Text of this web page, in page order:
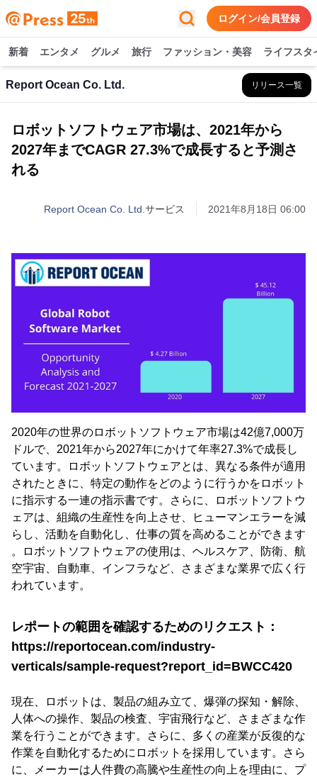
ログイン/会員登録
新着 エンタメ グルメ 旅行 ファッション・美容 ライフスタ
Report Ocean Co. Ltd. リリース一覧
ロボットソフトウェア市場は、2021年から
2027年までCAGR 27.3%で成長すると予測さ
れる
Report Ocean Co. Ltd. サービス 2021年8月18日 06:00
2020年の世界のロボットソフトウェア市場は42億7,000万
ドルで、2021年から2027年にかけて年率27.3%で成長し
ています。ロボットソフトウェアとは、異なる条件が適用
されたときに、特定の動作をどのように行うかをロボット
に指示する一連の指示書です。さらに、ロボットソフトウ
ェアは、組織の生産性を向上させ、ヒューマンエラーを減
らし、活動を自動化し、仕事の質を高めることができます
。ロボットソフトウェアの使用は、ヘルスケア、防衛、航
空宇宙、自動車、インフラなど、さまざまな業界で広く行
われています。
レポートの範囲を確認するためのリクエスト：
https://reportocean.com/industry-
verticals/sample-request?report_id=BWCC420
現在、ロボットは、製品の組み立て、爆弾の探知・解除、
人体への操作、製品の検査、宇宙飛行など、さまざまな作
業を行うことができます。さらに、多くの産業が反復的な
作業を自動化するためにロボットを採用しています。さら
に、メーカーは人件費の高騰や生産性の向上を理由に、プ